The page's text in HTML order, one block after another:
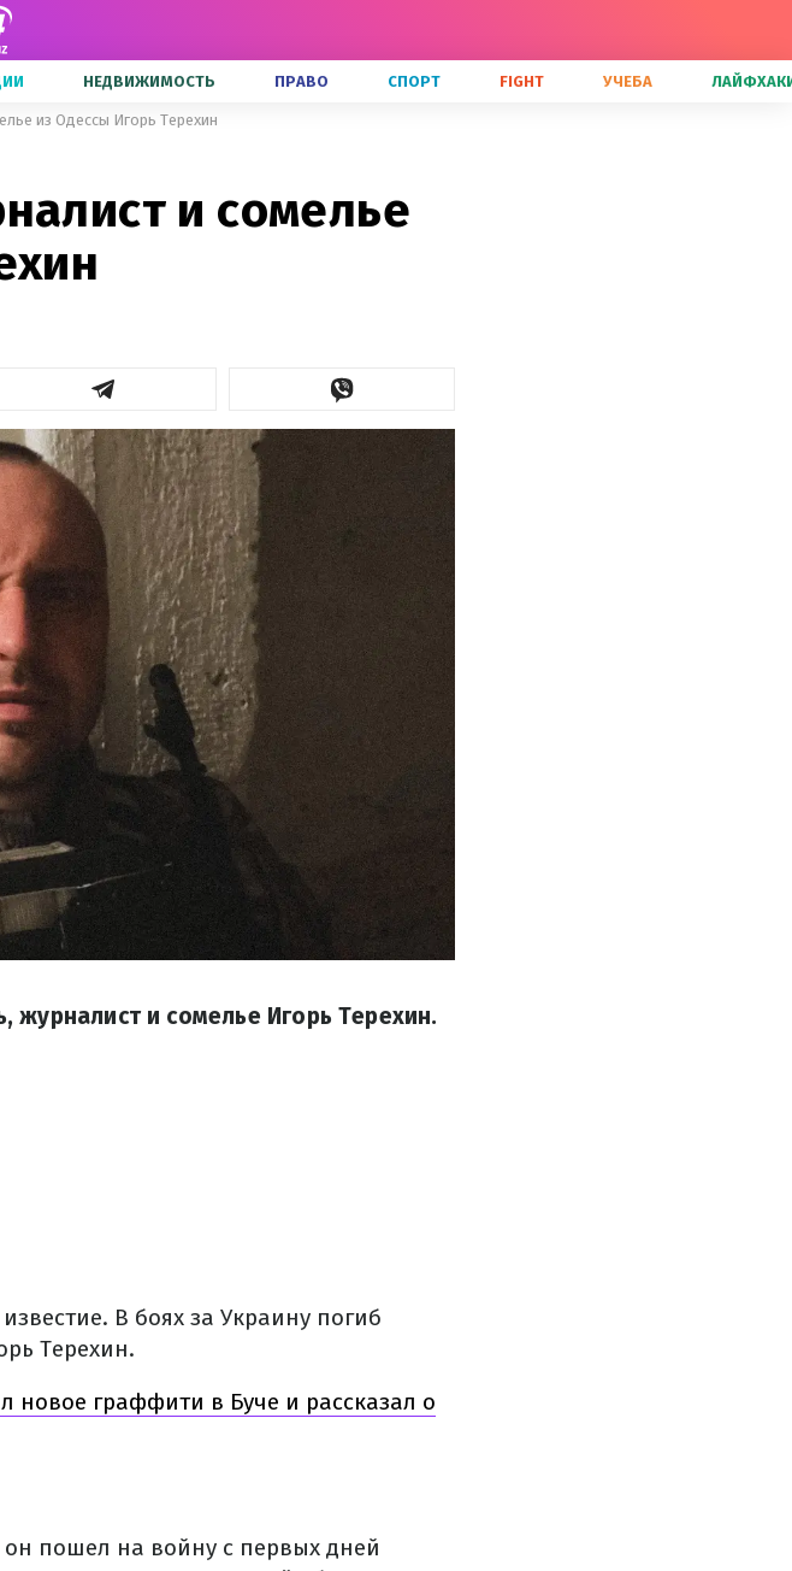
НЕДВИЖИМОСТЬ ПРАВО СПОРТ FIGHT УЧЕБА
из Одессы Игорь Терехин
и сомелье
журналист и сомелье Игорь Терехин.
В боях за Украину погиб
Терехин.
новое граффити в Буче и рассказал о
пошел на войну с первых дней